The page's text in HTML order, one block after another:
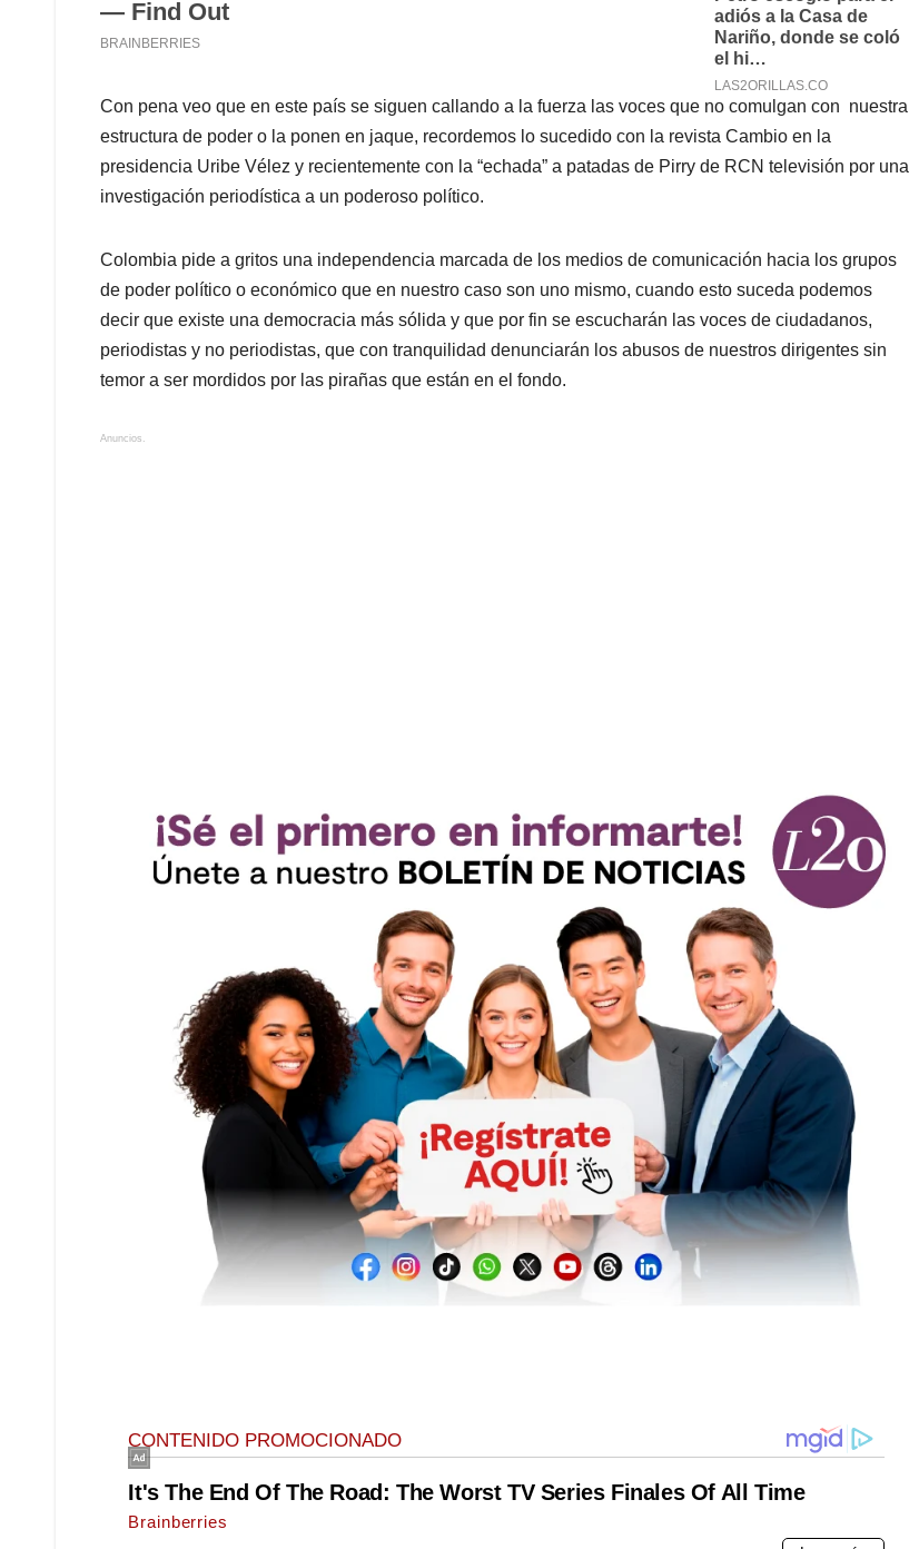
Con pena veo que en este país se siguen callando a la fuerza las voces que no comulgan con nuestra
estructura de poder o la ponen en jaque, recordemos lo sucedido con la revista Cambio en la
presidencia Uribe Vélez y recientemente con la “echada” a patadas de Pirry de RCN televisión por una
investigación periodística a un poderoso político.
Colombia pide a gritos una independencia marcada de los medios de comunicación hacia los grupos
de poder político o económico que en nuestro caso son uno mismo, cuando esto suceda podemos
decir que existe una democracia más sólida y que por fin se escucharán las voces de ciudadanos,
periodistas y no periodistas, que con tranquilidad denunciarán los abusos de nuestros dirigentes sin
temor a ser mordidos por las pirañas que están en el fondo.
Anuncios.